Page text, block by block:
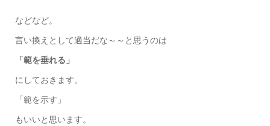
などなど。
言い換えとして適当だな～～と思うのは
「範を垂れる」
にしておきます。
「範を示す」
もいいと思います。